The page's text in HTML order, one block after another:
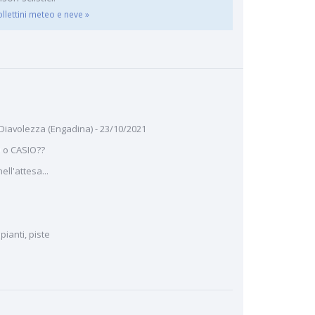
meteo e neve »
(Engadina) - 23/10/2021
CASIO??
piste